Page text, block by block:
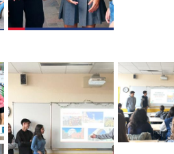
intercambio_-
_francia_2024_-
_01.jpg
_05.jpg